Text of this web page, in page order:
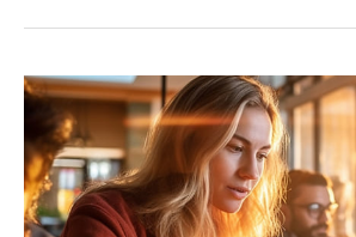
Comparatif
des
meilleurs
logiciels
RH